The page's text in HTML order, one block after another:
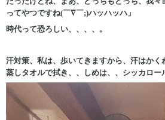
ってやつですね(￣∇￣;)ハッハッハ」
時代って恐ろしい、、、、。
汗対策、私は、歩いてきますから、汗はかく
蒸しタオルで拭き、、しめは、、シッカロー